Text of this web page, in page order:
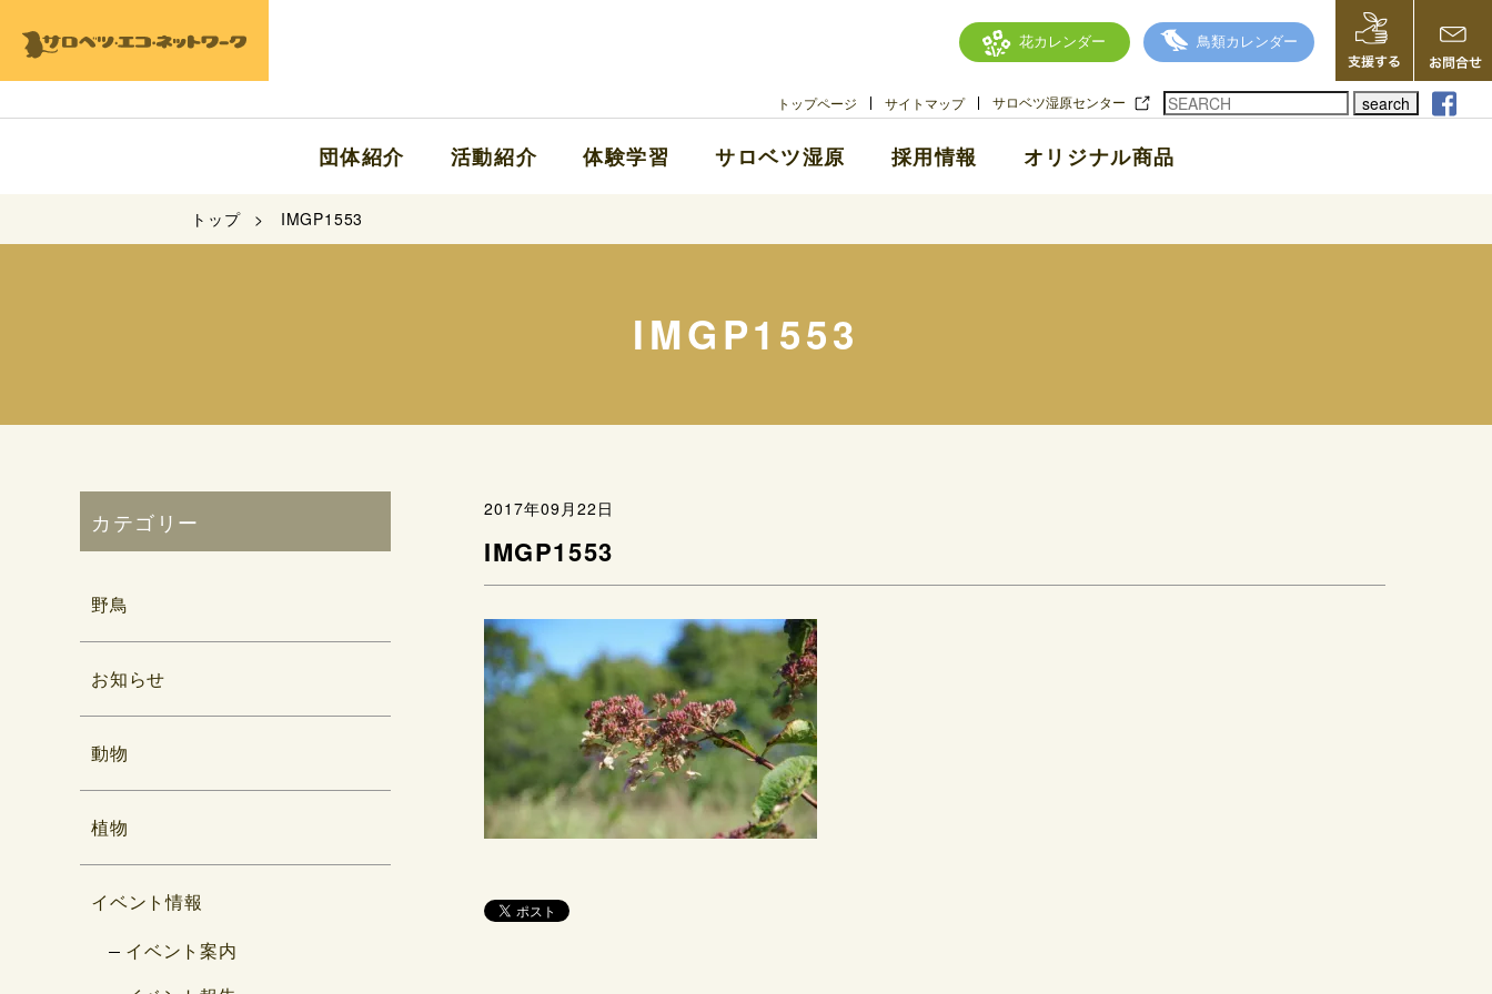
花カレンダー 鳥類カレンダー
トップページ サイトマップ サロベツ湿原センター search
団体紹介 活動紹介 体験学習 サロベツ湿原 採用情報 オリジナル商品
トップ IMGP1553
IMGP1553
2017年09月22日
IMGP1553
カテゴリー
野鳥
お知らせ
動物
植物
イベント情報
イベント案内